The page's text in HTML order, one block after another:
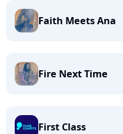
Faith Meets Ana
Fire Next Time
First Class